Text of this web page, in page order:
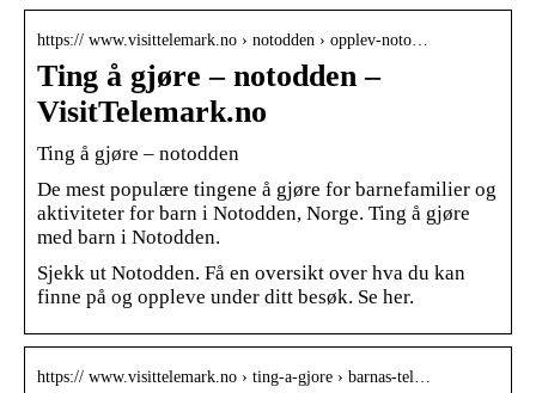
https:// www.visittelemark.no › notodden › opplev-noto…
Ting å gjøre – notodden –
VisitTelemark.no
Ting å gjøre – notodden
De mest populære tingene å gjøre for barnefamilier og
aktiviteter for barn i Notodden, Norge. Ting å gjøre
med barn i Notodden.
Sjekk ut Notodden. Få en oversikt over hva du kan
finne på og oppleve under ditt besøk. Se her.
https:// www.visittelemark.no › ting-a-gjore › barnas-tel…